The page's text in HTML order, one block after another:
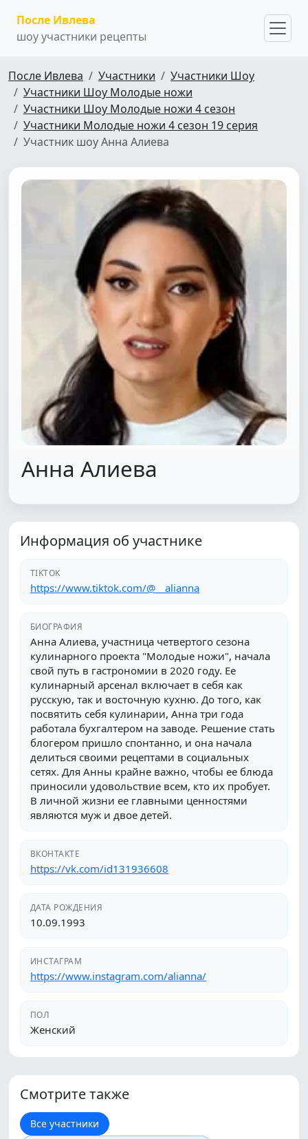
После Ивлева
шоу участники рецепты
После Ивлева Участники
Участники Шоу
Участники Шоу Молодые ножи
Участники Шоу Молодые ножи 4 сезон
Участники Молодые ножи 4 сезон 19 серия
Участник шоу Анна Алиева
Анна Алиева
Информация об участнике
TIKTOK
https://www.tiktok.com/@__alianna
БИОГРАФИЯ
Анна Алиева, участница четвертого сезона
кулинарного проекта "Молодые ножи", начала
свой путь в гастрономии в 2020 году. Ее
кулинарный арсенал включает в себя как
русскую, так и восточную кухню. До того, как
посвятить себя кулинарии, Анна три года
работала бухгалтером на заводе. Решение стать
блогером пришло спонтанно, и она начала
делиться своими рецептами в социальных
сетях. Для Анны крайне важно, чтобы ее блюда
приносили удовольствие всем, кто их пробует.
В личной жизни ее главными ценностями
являются муж и двое детей.
ВКОНТАКТЕ
https://vk.com/id131936608
ДАТА РОЖДЕНИЯ
10.09.1993
ИНСТАГРАМ
https://www.instagram.com/alianna/
ПОЛ
Женский
Смотрите также
Все участники